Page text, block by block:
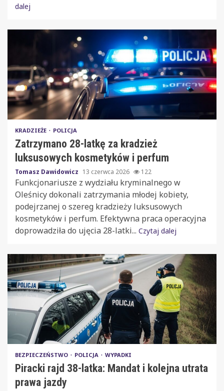
dalej
KRADZIEŻE POLICJA
Zatrzymano 28-latkę za kradzież
luksusowych kosmetyków i perfum
Tomasz Dawidowicz 13 czerwca 2026 122
Funkcjonariusze z wydziału kryminalnego w
Oleśnicy dokonali zatrzymania młodej kobiety,
podejrzanej o szereg kradzieży luksusowych
kosmetyków i perfum. Efektywna praca operacyjna
doprowadziła do ujęcia 28-latki... Czytaj dalej
BEZPIECZEŃSTWO POLICJA WYPADKI
Piracki rajd 38-latka: Mandat i kolejna utrata
prawa jazdy